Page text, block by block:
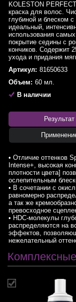
KOLESTON
краска для волос.
глубиной и блеском
идеальный,
использования
покрытие седины с
кончиков. Содержит
ухода и придания
Артикул: 81650633
Объем: 60 мл.
В наличии
Результат
• Отличие оттенков
Intense+, высокая
плотности цвета]
ослепительным
• В сочетании с
равномерно
а так же
превосходное
• HDC-молекулы
распределяются на
эффектов,
нежелательный